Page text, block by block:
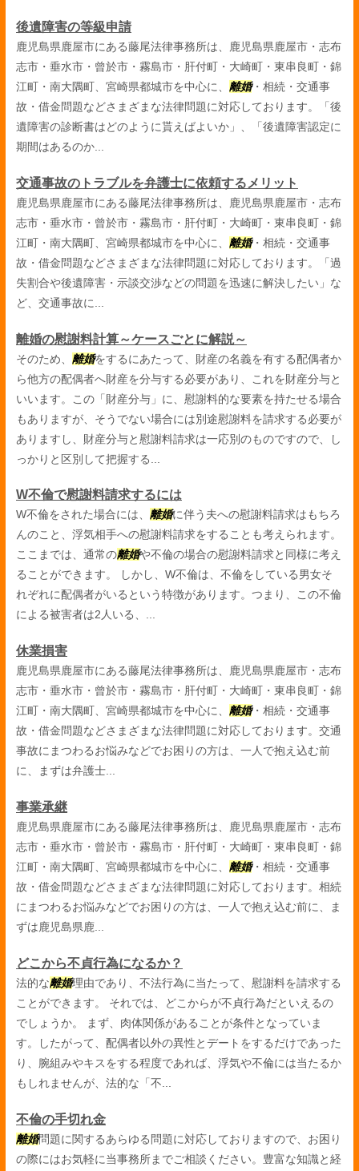
後遺障害の等級申請
鹿児島県鹿屋市にある藤尾法律事務所は、鹿児島県鹿屋市・志布
志市・垂水市・曾於市・霧島市・肝付町・大崎町・東串良町・錦
江町・南大隅町、宮崎県都城市を中心に、 離婚・相続・交通事
故・借金問題などさまざまな法律問題に対応しております。「後
遺障害の診断書はどのように貰えばよいか」、「後遺障害認定に
期間はあるのか...
交通事故のトラブルを弁護士に依頼するメリット
鹿児島県鹿屋市にある藤尾法律事務所は、鹿児島県鹿屋市・志布
志市・垂水市・曾於市・霧島市・肝付町・大崎町・東串良町・錦
江町・南大隅町、宮崎県都城市を中心に、 離婚・相続・交通事
故・借金問題などさまざまな法律問題に対応しております。「過
失割合や後遺障害・示談交渉などの問題を迅速に解決したい」な
ど、交通事故に...
離婚の慰謝料計算～ケースごとに解説～
そのため、 離婚をするにあたって、財産の名義を有する配偶者か
ら他方の配偶者へ財産を分与する必要があり、これを財産分与と
いいます。この「財産分与」に、慰謝料的な要素を持たせる場合
もありますが、そうでない場合には別途慰謝料を請求する必要が
ありますし、財産分与と慰謝料請求は一応別のものですので、し
っかりと区別して把握する...
W不倫で慰謝料請求するには
W不倫をされた場合には、 離婚に伴う夫への慰謝料請求はもちろ
んのこと、浮気相手への慰謝料請求をすることも考えられます。
ここまでは、通常の離婚や不倫の場合の慰謝料請求と同様に考え
ることができます。 しかし、W不倫は、不倫をしている男女そ
れぞれに配偶者がいるという特徴があります。つまり、この不倫
による被害者は2人いる、...
休業損害
鹿児島県鹿屋市にある藤尾法律事務所は、鹿児島県鹿屋市・志布
志市・垂水市・曾於市・霧島市・肝付町・大崎町・東串良町・錦
江町・南大隅町、宮崎県都城市を中心に、 離婚・相続・交通事
故・借金問題などさまざまな法律問題に対応しております。交通
事故にまつわるお悩みなどでお困りの方は、一人で抱え込む前
に、まずは弁護士...
事業承継
鹿児島県鹿屋市にある藤尾法律事務所は、鹿児島県鹿屋市・志布
志市・垂水市・曾於市・霧島市・肝付町・大崎町・東串良町・錦
江町・南大隅町、宮崎県都城市を中心に、 離婚・相続・交通事
故・借金問題などさまざまな法律問題に対応しております。相続
にまつわるお悩みなどでお困りの方は、一人で抱え込む前に、ま
ずは鹿児島県鹿...
どこから不貞行為になるか？
法的な離婚理由であり、不法行為に当たって、慰謝料を請求する
ことができます。 それでは、どこからが不貞行為だといえるの
でしょうか。 まず、肉体関係があることが条件となっていま
す。したがって、配偶者以外の異性とデートをするだけであった
り、腕組みやキスをする程度であれば、浮気や不倫には当たるか
もしれませんが、法的な「不...
不倫の手切れ金
離婚問題に関するあらゆる問題に対応しておりますので、お困り
の際にはお気軽に当事務所までご相談ください。豊富な知識と経